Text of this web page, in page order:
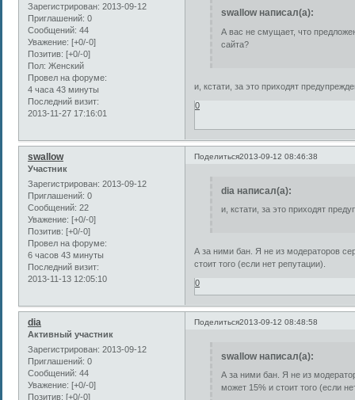
Зарегистрирован: 2013-09-12
Приглашений: 0
Сообщений: 44
Уважение: [+0/-0]
Позитив: [+0/-0]
Пол: Женский
Провел на форуме:
4 часа 43 минуты
Последний визит:
2013-11-27 17:16:01
swallow написал(а):
А вас не смущает, что
сайта?
и, кстати, за это приходят
0
Поделиться2013-09-12 08:46:38
swallow
Участник
Зарегистрирован: 2013-09-12
Приглашений: 0
Сообщений: 22
Уважение: [+0/-0]
Позитив: [+0/-0]
Провел на форуме:
6 часов 43 минуты
Последний визит:
2013-11-13 12:05:10
dia написал(а):
и, кстати, за это приходят
А за ними бан. Я не из модераторов
стоит того (если нет репутации).
0
Поделиться2013-09-12 08:48:58
dia
Активный участник
Зарегистрирован: 2013-09-12
Приглашений: 0
Сообщений: 44
Уважение: [+0/-0]
Позитив: [+0/-0]
swallow написал(а):
А за ними бан. Я не из
может 15% и стоит того (если